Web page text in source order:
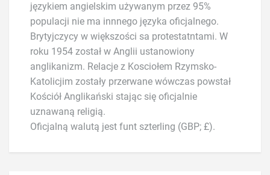
językiem angielskim używanym przez 95%
populacji nie ma innnego języka oficjalnego.
Brytyjczycy w większości sa protestatntami. W
roku 1954 został w Anglii ustanowiony
anglikanizm. Relacje z Kosciołem Rzymsko-
Katolicjim zostały przerwane wówczas powstał
Kościół Anglikański stając się oficjalnie
uznawaną religią.
Oficjalną walutą jest funt szterling (GBP; £).